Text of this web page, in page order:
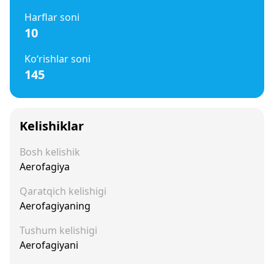
Harflar soni
10
Ko‘rishlar soni
145
Kelishiklar
Bosh kelishik
Aerofagiya
Qaratqich kelishigi
Aerofagiyaning
Tushum kelishigi
Aerofagiyani